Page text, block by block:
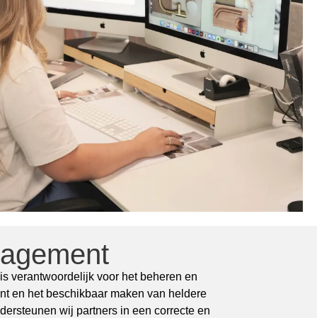
verantwoordelijk voor het beheren en
en het beschikbaar maken van heldere
wij partners in een correcte en